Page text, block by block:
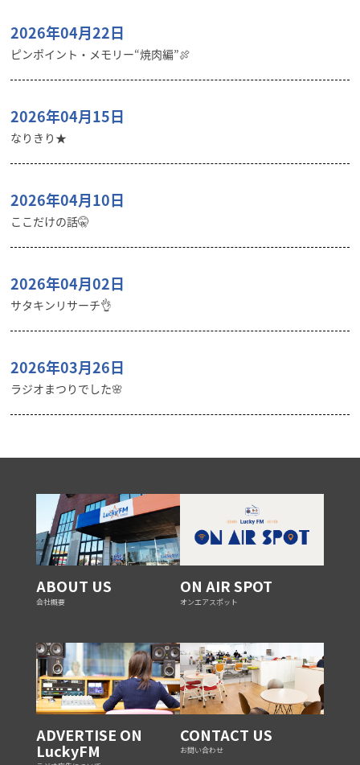
2026年04月22日
ピンポイント・メモリー“焼肉編”🍖
2026年04月15日
なりきり★
2026年04月10日
ここだけの話🤫
2026年04月02日
サタキンリサーチ👌
2026年03月26日
ラジオまつりでした🌸
ABOUT US
会社概要
ON AIR SPOT
オンエアスポット
ADVERTISE ON
LuckyFM
CONTACT US
お問い合わせ